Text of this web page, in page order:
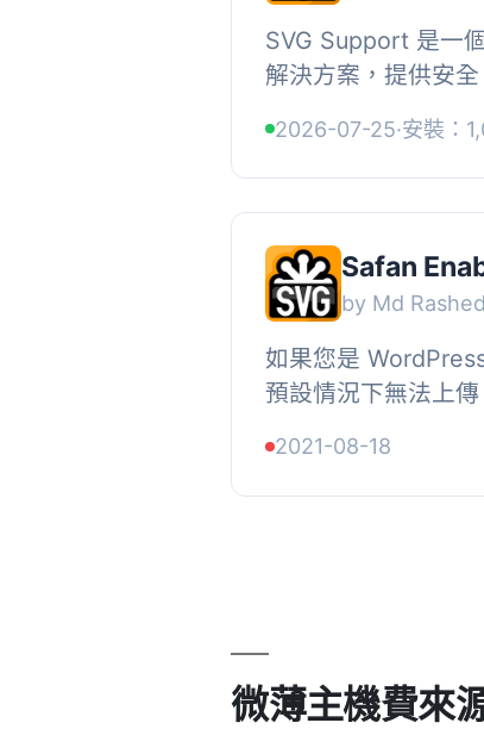
SVG Support 是一
解決方案，提供安
SVG 檔案。, , 【主
2026-07-25·安裝：
Safan
by Md
如果您是
預設情況下無法上
可以在網站上使用
2021-08-18
微薄主機費來